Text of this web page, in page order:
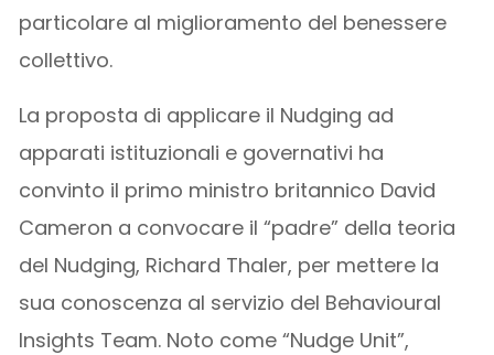
particolare al miglioramento del benessere
collettivo.
La proposta di applicare il Nudging ad
apparati istituzionali e governativi ha
convinto il primo ministro britannico David
Cameron a convocare il “padre” della teoria
del Nudging, Richard Thaler, per mettere la
sua conoscenza al servizio del Behavioural
Insights Team. Noto come “Nudge Unit”,